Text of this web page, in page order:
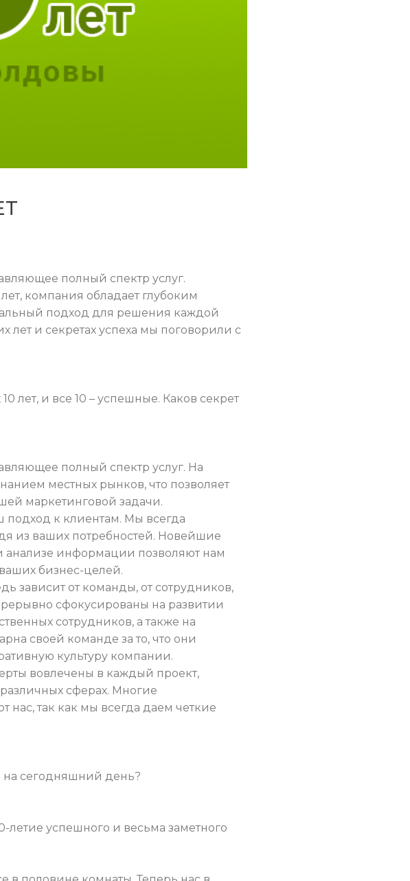
полный спектр услуг.
компания обладает глубоким
подход для решения каждой
лет и секретах успеха мы поговорили с
лет, и все 10 – успешные. Каков секрет
полный спектр услуг. На
местных рынков, что позволяет
маркетинговой задачи.
подход к клиентам. Мы всегда
из ваших потребностей. Новейшие
анализе информации позволяют нам
бизнес-целей.
зависит от команды, от сотрудников,
сфокусированы на развитии
сотрудников, а также на
своей команде за то, что они
культуру компании.
вовлечены в каждый проект,
сферах. Многие
так как мы всегда даем четкие
на сегодняшний день?
летие успешного и весьма заметного